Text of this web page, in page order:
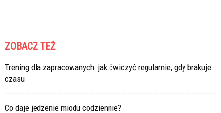
ZOBACZ TEŻ
Trening dla zapracowanych: jak ćwiczyć regularnie, gdy brakuje
czasu
Co daje jedzenie miodu codziennie?